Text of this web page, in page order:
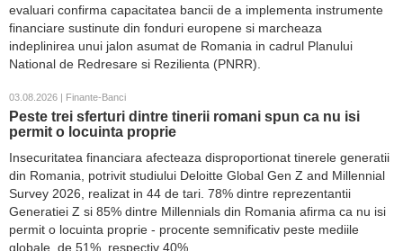
evaluari confirma capacitatea bancii de a implementa instrumente
financiare sustinute din fonduri europene si marcheaza
indeplinirea unui jalon asumat de Romania in cadrul Planului
National de Redresare si Rezilienta (PNRR).
03.08.2026 | Finante-Banci
Peste trei sferturi dintre tinerii romani spun ca nu isi
permit o locuinta proprie
Insecuritatea financiara afecteaza disproportionat tinerele generatii
din Romania, potrivit studiului Deloitte Global Gen Z and Millennial
Survey 2026, realizat in 44 de tari. 78% dintre reprezentantii
Generatiei Z si 85% dintre Millennials din Romania afirma ca nu isi
permit o locuinta proprie - procente semnificativ peste mediile
globale, de 51%, respectiv 40%.